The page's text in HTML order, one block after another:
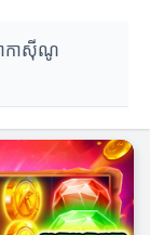
កាស៊ីណូ